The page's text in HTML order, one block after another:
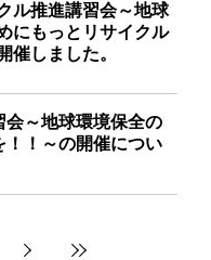
ル推進講習会～地球
にもっとリサイクル
しました。
会～地球環境保全の
！！～の開催につい